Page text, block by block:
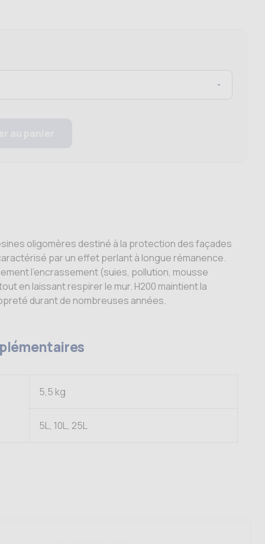
oligomères destiné à la protection des façades
par un effet perlant à longue rémanence.
l’encrassement (suies, pollution, mousse
en laissant respirer le mur. H200 maintient la
durant de nombreuses années.
5,5 kg
5L, 10L, 25L